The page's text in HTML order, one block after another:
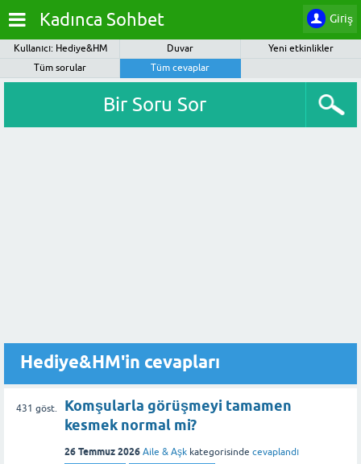
Giriş
Kadınca Sohbet
Kullanıcı: Hediye&HM Duvar
Yeni etkinlikler
Tüm sorular
Tüm cevaplar
Bir Soru Sor
Hediye&HM'in cevapları
431 göst.
Komşularla görüşmeyi tamamen
kesmek normal mi?
26 Temmuz 2026 Aile & Aşk kategorisinde cevaplandı